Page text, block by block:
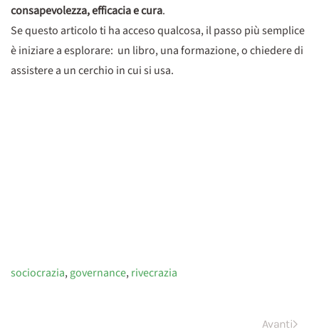
consapevolezza, efficacia e cura.
Se questo articolo ti ha acceso qualcosa, il passo più semplice
è iniziare a esplorare: un libro, una formazione, o chiedere di
assistere a un cerchio in cui si usa.
sociocrazia,governance,rivecrazia
Avanti